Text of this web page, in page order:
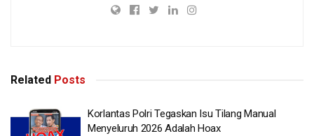
Related Posts
Korlantas Polri Tegaskan Isu Tilang Manual
Menyeluruh 2026 Adalah Hoax